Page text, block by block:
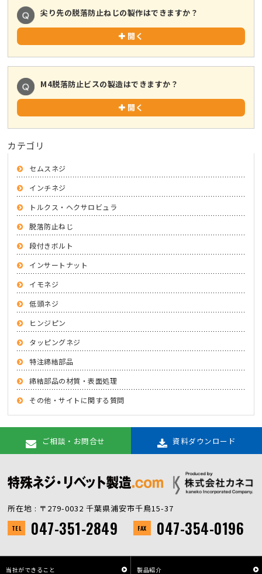
尖り先の脱落防止ねじの製作はできますか？
開く
M4脱落防止ビスの製造はできますか？
開く
カテゴリ
セムスネジ
インチネジ
トルクス・ヘクサロビュラ
脱落防止ねじ
段付きボルト
インサートナット
イモネジ
低頭ネジ
ヒンジピン
タッピングネジ
特注締結部品
締結部品の材質・表面処理
その他・サイトに関する質問
ご相談・お問合せ 資料ダウンロード
所在地 : 〒279-0032 千葉県浦安市千鳥15-37
TEL 047-351-2849 FAX 047-354-0196
当社ができること 製品紹介